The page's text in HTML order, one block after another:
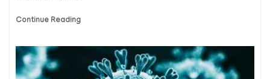
Continue Reading